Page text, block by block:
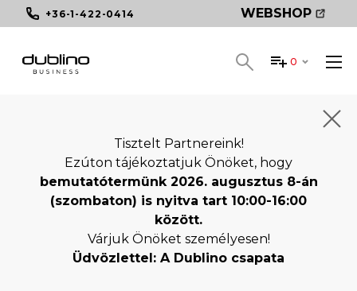
+36-1-422-0414 WEBSHOP
0
Tisztelt Partnereink!
Ezúton tájékoztatjuk Önöket, hogy
bemutatótermünk 2026. augusztus 8-án
(szombaton) is nyitva tart 10:00-16:00
között.
Várjuk Önöket személyesen!
Üdvözlettel: A Dublino csapata